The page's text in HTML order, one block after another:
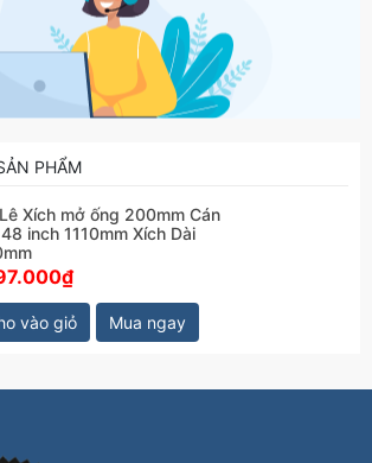
PHẨM
Xích mở ống 200mm Cán
inch 1110mm Xích Dài
vào giỏ Mua ngay